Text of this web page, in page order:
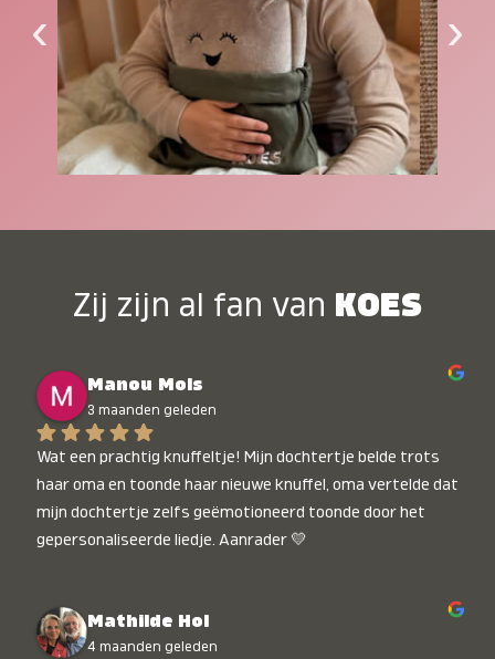
‹ ›
Zij zijn al fan van KOES
Manou Mols
3 maanden geleden
Wat een prachtig knuffeltje! Mijn dochtertje belde trots
haar oma en toonde haar nieuwe knuffel, oma vertelde dat
mijn dochtertje zelfs geëmotioneerd toonde door het
gepersonaliseerde liedje. Aanrader 💛
Mathilde Hol
4 maanden geleden